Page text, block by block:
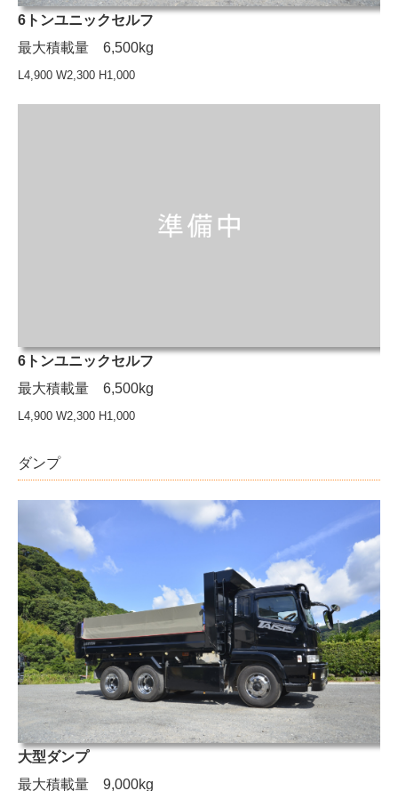
6トンユニックセルフ
最大積載量 6,500kg
L4,900 W2,300 H1,000
6トンユニックセルフ
最大積載量 6,500kg
L4,900 W2,300 H1,000
ダンプ
大型ダンプ
最大積載量 9,000kg